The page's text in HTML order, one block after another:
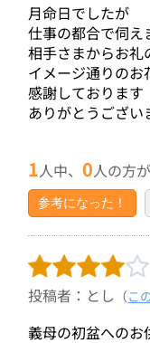
月命日でしたが
仕事の都合で伺え
相手さまからお礼
イメージ通りのお
感謝しております
ありがとうござい
1人中、0人の方
参考になった！
投稿者：とし （こ
義母の初盆へのお